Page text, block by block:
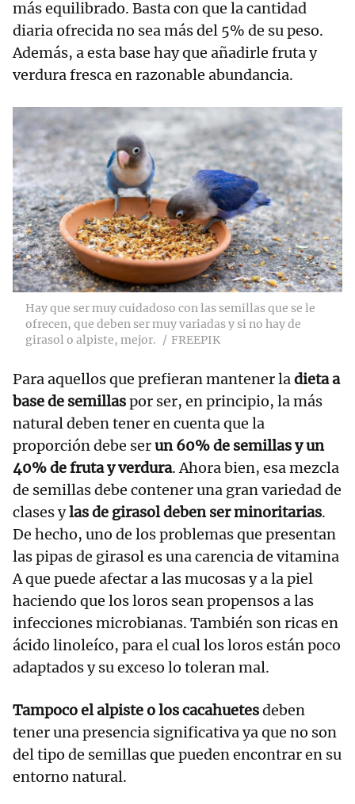
más equilibrado. Basta con que la cantidad
diaria ofrecida no sea más del 5% de su peso.
Además, a esta base hay que añadirle fruta y
verdura fresca en razonable abundancia.
Hay que ser muy cuidadoso con las semillas que se le
ofrecen, que deben ser muy variadas y si no hay de
girasol o alpiste, mejor.
FREEPIK
Para aquellos que prefieran mantener ladieta a
base de semillaspor ser, en principio, la más
natural deben tener en cuenta que la
proporción debe serun 60% de semillas y un
40% de fruta y verdura. Ahora bien, esa mezcla
de semillas debe contener una gran variedad de
clases ylas de girasol deben ser minoritarias.
De hecho, uno de los problemas que presentan
las pipas de girasol es una carencia de vitamina
A que puede afectar a las mucosas y a la piel
haciendo que los loros sean propensos a las
infecciones microbianas. También son ricas en
ácido linoleíco, para el cual los loros están poco
adaptados y su exceso lo toleran mal.
Tampoco el alpiste o los cacahuetesdeben
tener una presencia significativa ya que no son
del tipo de semillas que pueden encontrar en su
entorno natural.